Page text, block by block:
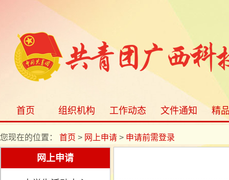
首页 组织机构 工作动态 文件通知 精
您现在的位置： 首页 > 网上申请 > 申请前需登录
网上申请